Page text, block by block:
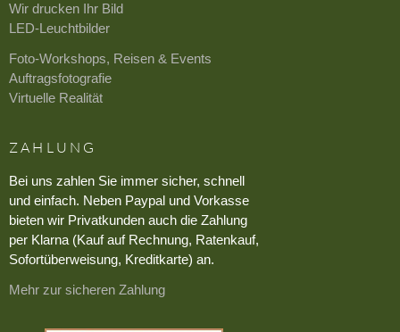
Wir drucken Ihr Bild
LED-Leuchtbilder
Foto-Workshops, Reisen & Events
Auftragsfotografie
Virtuelle Realität
ZAHLUNG
Bei uns zahlen Sie immer sicher, schnell
und einfach. Neben Paypal und Vorkasse
bieten wir Privatkunden auch die Zahlung
per Klarna (Kauf auf Rechnung, Ratenkauf,
Sofortüberweisung, Kreditkarte) an.
Mehr zur sicheren Zahlung